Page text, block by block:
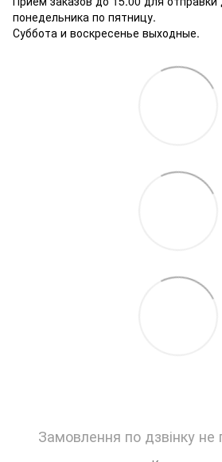
понедельника по пятницу.
Суббота и воскресенье выходные.
Замовлення по дзвінку